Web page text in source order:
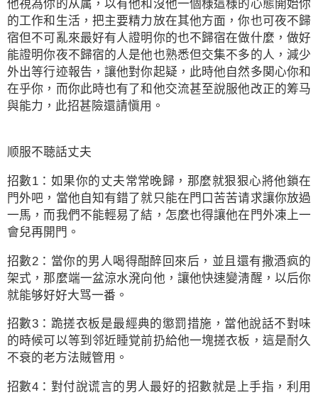
他視為你的从属，以有他和沒他一個様這様的心態開始你
的工作和生活，把主要精力放在其他方面，你也可夜不歸
宿但不可亂來最好有人證明你的也不歸宿在做什麼，做好
能證明你夜不歸宿的人是他也熟悉但交集不多的人，減少
外出等行迹報告，讓他對你起疑，此時他自然多関心你和
在乎你，而你此時也有了和他交流甚至說服他改正的筹马
與能力，此招甚險還請愼用。
顺服不聴話丈夫
招數1：如果你的丈夫常常晚歸，那麼就狠狠心將他鎖在
門外吧，當他自知有錯了就只能在門口苦苦请求讓你放過
一馬，而我們不能輕易了結，怎麼也得讓他在門外凍上一
會兒再開門。
招數2：當你的男人喝得酣醉回來后，並且還有撒酒疯的
架式，那麼端一盆涼水溌向他，讓他快速變淸醒，以后你
就能够好好大骂一番。
招數3：跪搓衣板是最經典的懲罰措施，當他說話不對味
的時候可以等到邻近睡覚前扔給他一塊搓衣板，這是耐久
不衰的老方法賊管用。
招數4：對付說谎言的男人最好的招數就是上手指，利用